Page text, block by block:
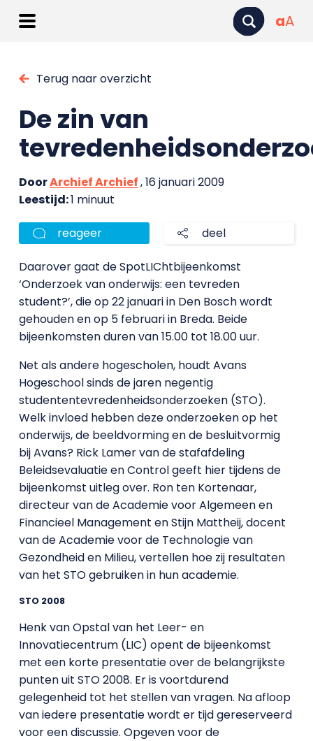
aA
Terug naar overzicht
De zin van
DoorArchief Archief, 16 januari 2009
Leestijd:1 minuut
reageer deel
Daarover gaat de SpotLIChtbijeenkomst
‘Onderzoek van onderwijs: een tevreden
student?’, die op 22 januari in Den Bosch wordt
gehouden en op 5 februari in Breda. Beide
bijeenkomsten duren van 15.00 tot 18.00 uur.
Net als andere hogescholen, houdt Avans
Hogeschool sinds de jaren negentig
studententevredenheidsonderzoeken (STO).
Welk invloed hebben deze onderzoeken op het
onderwijs, de beeldvorming en de besluitvormig
bij Avans? Rick Lamer van de stafafdeling
Beleidsevaluatie en Control geeft hier tijdens de
bijeenkomst uitleg over. Ron ten Kortenaar,
directeur van de Academie voor Algemeen en
Financieel Management en Stijn Mattheij, docent
van de Academie voor de Technologie van
Gezondheid en Milieu, vertellen hoe zij resultaten
van het STO gebruiken in hun academie.
STO 2008
Henk van Opstal van het Leer- en
Innovatiecentrum (LIC) opent de bijeenkomst
met een korte presentatie over de belangrijkste
punten uit STO 2008. Er is voortdurend
gelegenheid tot het stellen van vragen. Na afloop
van iedere presentatie wordt er tijd gereserveerd
voor een discussie. Opgeven voor de